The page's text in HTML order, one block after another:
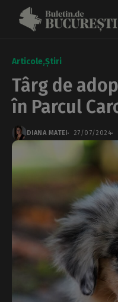
Articole Știri
Târg de
în Parcul
DIANA MATEI 27/07/2024